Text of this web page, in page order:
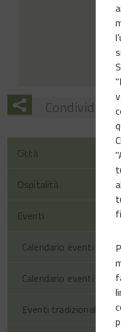
Condividi
Città
Ospitalità
Eventi
Calendario eventi
Calendario eventi
Eventi tradizionali